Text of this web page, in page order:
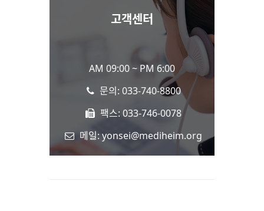
고객센터
AM 09:00 ~ PM 6:00
문의: 033-740-8800
팩스: 033-746-0078
메일: yonsei@mediheim.org